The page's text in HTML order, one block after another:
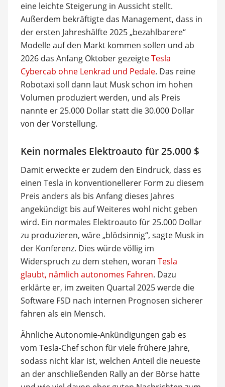
eine leichte Steigerung in Aussicht stellt.
Außerdem bekräftigte das Management, dass in
der ersten Jahreshälfte 2025 „bezahlbarere“
Modelle auf den Markt kommen sollen und ab
2026 das Anfang Oktober gezeigteTesla
Cybercab ohne Lenkrad und Pedale. Das reine
Robotaxi soll dann laut Musk schon im hohen
Volumen produziert werden, und als Preis
nannte er 25.000 Dollar statt die 30.000 Dollar
von der Vorstellung.
Kein normales Elektroauto für 25.000 $
Damit erweckte er zudem den Eindruck, dass es
einen Tesla in konventionellerer Form zu diesem
Preis anders als bis Anfang dieses Jahres
angekündigt bis auf Weiteres wohl nicht geben
wird. Ein normales Elektroauto für 25.000 Dollar
zu produzieren, wäre „blödsinnig“, sagte Musk in
der Konferenz. Dies würde völlig im
Widerspruch zu dem stehen, woran Tesla
glaubt, nämlich autonomes Fahren. Dazu
erklärte er, im zweiten Quartal 2025 werde die
Software FSD nach internen Prognosen sicherer
fahren als ein Mensch.
Ähnliche Autonomie-Ankündigungen gab es
vom Tesla-Chef schon für viele frühere Jahre,
sodass nicht klar ist, welchen Anteil die neueste
an der anschließenden Rally an der Börse hatte